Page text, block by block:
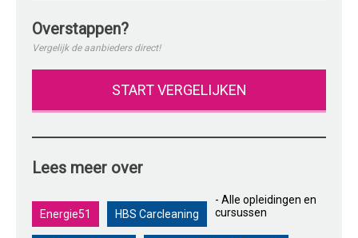
Overstappen?
Vergelijk de aanbieders direct!
START VERGELIJKEN
Lees meer over
Energie51 HBS Carcleaning
- Alle opleidingen en
cursussen